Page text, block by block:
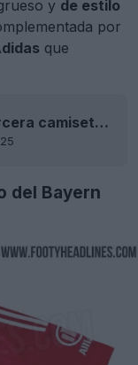
y de estilo
por
que
Se filtra la tercera camiseta de portero Adidas Liverpool 25-26: se acabó Nike
del Bayern